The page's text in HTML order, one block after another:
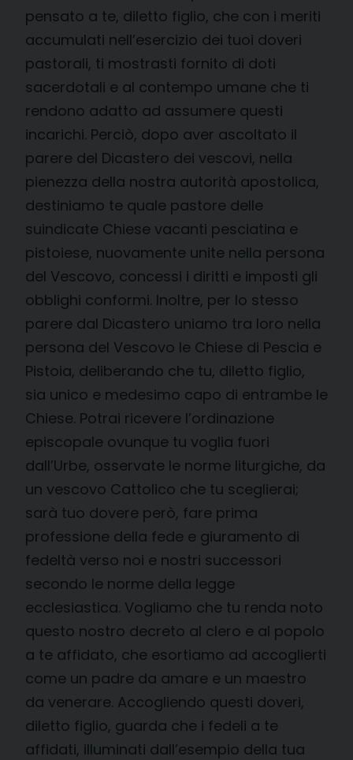
pensato a te, diletto figlio, che con i meriti
accumulati nell’esercizio dei tuoi doveri
pastorali, ti mostrasti fornito di doti
sacerdotali e al contempo umane che ti
rendono adatto ad assumere questi
incarichi. Perciò, dopo aver ascoltato il
parere del Dicastero dei vescovi, nella
pienezza della nostra autorità apostolica,
destiniamo te quale pastore delle
suindicate Chiese vacanti pesciatina e
pistoiese, nuovamente unite nella persona
del Vescovo, concessi i diritti e imposti gli
obblighi conformi. Inoltre, per lo stesso
parere dal Dicastero uniamo tra loro nella
persona del Vescovo le Chiese di Pescia e
Pistoia, deliberando che tu, diletto figlio,
sia unico e medesimo capo di entrambe le
Chiese. Potrai ricevere l’ordinazione
episcopale ovunque tu voglia fuori
dall’Urbe, osservate le norme liturgiche, da
un vescovo Cattolico che tu sceglierai;
sarà tuo dovere però, fare prima
professione della fede e giuramento di
fedeltà verso noi e nostri successori
secondo le norme della legge
ecclesiastica. Vogliamo che tu renda noto
questo nostro decreto al clero e al popolo
a te affidato, che esortiamo ad accoglierti
come un padre da amare e un maestro
da venerare. Accogliendo questi doveri,
diletto figlio, guarda che i fedeli a te
affidati, illuminati dall’esempio della tua